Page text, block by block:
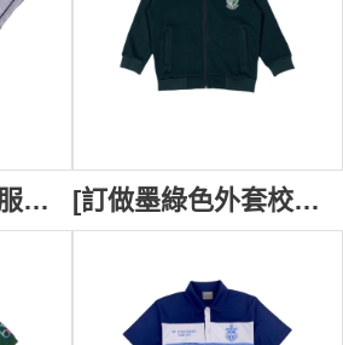
[訂做白色短袖校服恤衫] | 黑邊撞色款式設計 | 繡花章袋口校服設計 | Belmont High School | 校服專門店 SU412 [訂做墨綠色外套校服] | 一字袋口款式設計 | 拉鏈設計 | Valentine Public School | 校服供應商 SU411